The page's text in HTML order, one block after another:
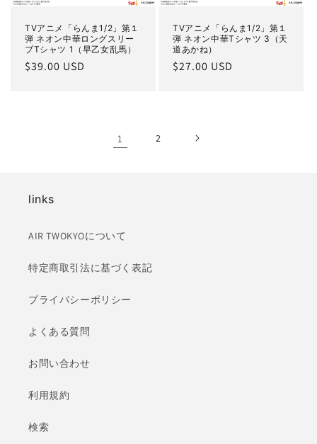
TVアニメ「らんま1/2」第１
弾 ネオン中華ロングスリー
ブTシャツ 1（早乙女乱馬）
通
$39.00 USD
TVアニメ「らんま1/2」第１
弾 ネオン中華Tシャツ 3（天
道あかね）
通
$27.00 USD
1 2
links
AIR TWOKYOについて
特定商取引法に基づく表記
プライバシーポリシー
よくある質問
お問い合わせ
利用規約
検索